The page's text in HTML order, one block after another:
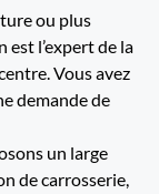
ou plus
l’expert de la
Vous avez
demande de
un large
de carrosserie,